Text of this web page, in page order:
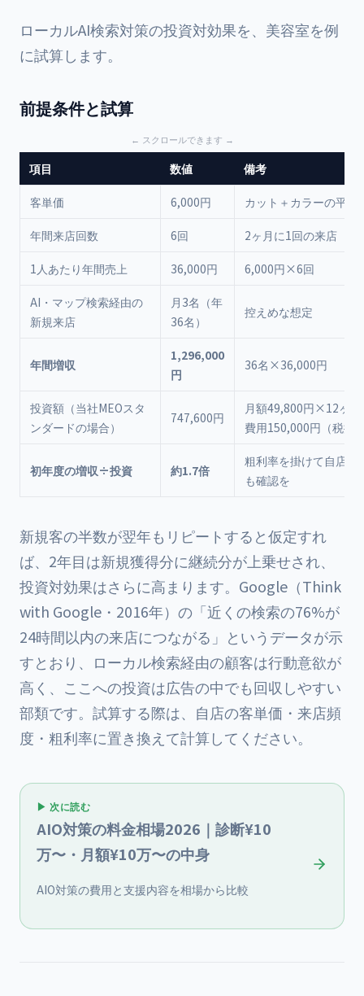
ローカルAI検索対策の投資対効果を、美容室を例
に試算します。
前提条件と試算
項目 数値 備考
客単価 6,000円 カット＋カラーの平均
年間来店回数 6回 2ヶ月に1回の来店
1人あたり年間売上 36,000円 6,000円×6回
AI・マップ検索経由の
新規来店
月3名（年
36名）
控えめな想定
年間増収
1,296,000
円
36名×36,000円
投資額（当社MEOスタ
ンダードの場合）
747,600円
月額49,800円×12ヶ月
費用150,000円（税抜
初年度の増収÷投資 約1.7倍
粗利率を掛けて自店の
も確認を
新規客の半数が翌年もリピートすると仮定すれ
ば、2年目は新規獲得分に継続分が上乗せされ、
投資対効果はさらに高まります。Google（Think
with Google・2016年）の「近くの検索の76%が
24時間以内の来店につながる」というデータが示
すとおり、ローカル検索経由の顧客は行動意欲が
高く、ここへの投資は広告の中でも回収しやすい
部類です。試算する際は、自店の客単価・来店頻
度・粗利率に置き換えて計算してください。
▶ 次に読む
AIO対策の料金相場2026｜診断¥10
万〜・月額¥10万〜の中身
AIO対策の費用と支援内容を相場から比較